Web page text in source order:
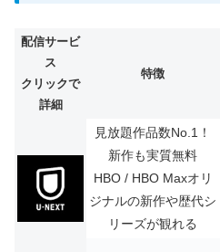
配信サービ
ス
クリックで
詳細
特徴
見放題作品数No.1！
新作も実質無料
HBO / HBO Maxオリ
ジナルの新作や歴代シ
リーズが観れる